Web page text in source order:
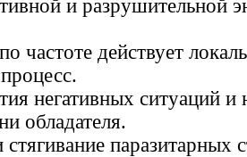
и разрушительной
частоте действует
негативных ситуаций и
обладателя.
паразитарных